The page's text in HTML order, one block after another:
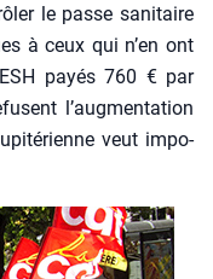
le passe sani­taire
à ceux qui n’en ont
payés 760 € par
l’augmentation
veut impo­